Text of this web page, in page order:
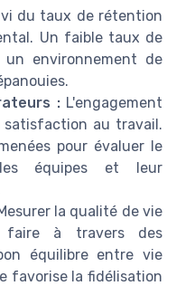
du taux de rétention
Un faible taux de
environnement de
:L'engagement
au travail.
pour évaluer le
équipes et leur
la qualité de vie
faire à travers des
équilibre entre vie
favorise la fidélisation